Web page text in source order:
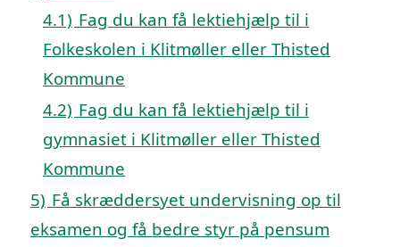
4.1) Fag du kan få lektiehjælp til i
Folkeskolen i Klitmøller eller Thisted
Kommune
4.2) Fag du kan få lektiehjælp til i
gymnasiet i Klitmøller eller Thisted
Kommune
5) Få skræddersyet undervisning op til
eksamen og få bedre styr på pensum